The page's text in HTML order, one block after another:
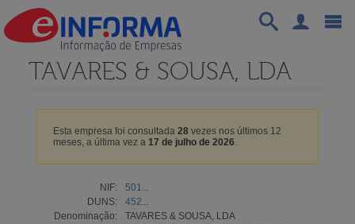
TAVARES & SOUSA, LDA
Esta empresa foi consultada 28vezes nos últimos 12
meses, a última vez a 17 de julho de 2026.
NIF:
501...
DUNS:
452...
Denominação:
TAVARES & SOUSA, LDA